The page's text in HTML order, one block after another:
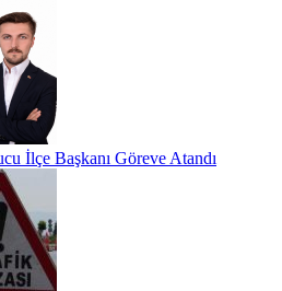
İlçe Başkanı Göreve Atandı